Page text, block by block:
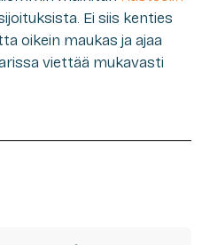
Ei siis kenties
oikein maukas ja ajaa
viettää mukavasti